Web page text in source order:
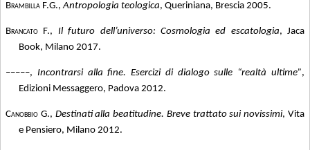
Brambilla F.G.,Antropologia teologica, Queriniana, Brescia 2005.
Brancato F., Il futuro dell’universo: Cosmologia ed escatologia, Jaca
Book, Milano 2017.
–––––, Incontrarsi alla fine. Esercizi di dialogo sulle “realtà ultime”,
Edizioni Messaggero, Padova 2012.
Canobbio G., Destinati alla beatitudine. Breve trattato sui novissimi, Vita
e Pensiero, Milano 2012.